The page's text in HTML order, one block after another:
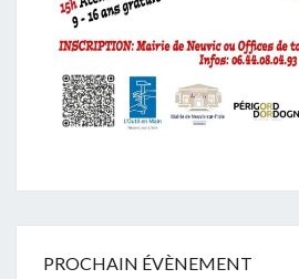
PROCHAIN ÉVÈNEMENT